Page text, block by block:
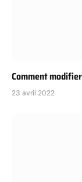
Comment
23 avril 2022